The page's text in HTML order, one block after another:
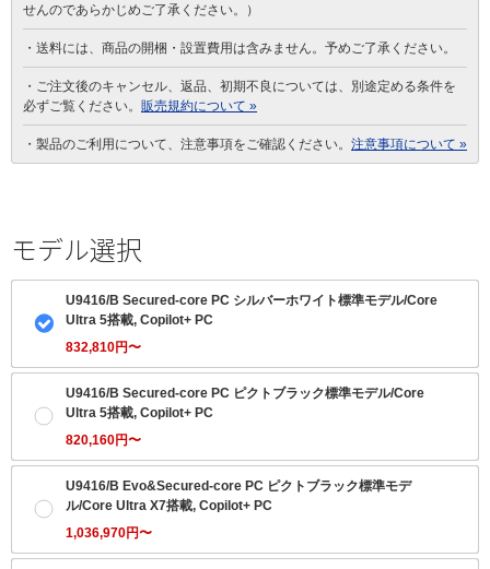
せんのであらかじめご了承ください。）
・送料には、商品の開梱・設置費用は含みません。予めご了承ください。
・ご注文後のキャンセル、返品、初期不良については、別途定める条件を
必ずご覧ください。 販売規約について »
・製品のご利用について、注意事項をご確認ください。 注意事項について »
モデル選択
U9416/B Secured-core PC シルバーホワイト標準モデル/Core
Ultra 5搭載, Copilot+ PC
832,810円〜
U9416/B Secured-core PC ピクトブラック標準モデル/Core
Ultra 5搭載, Copilot+ PC
820,160円〜
U9416/B Evo&Secured-core PC ピクトブラック標準モデ
ル/Core Ultra X7搭載, Copilot+ PC
1,036,970円〜